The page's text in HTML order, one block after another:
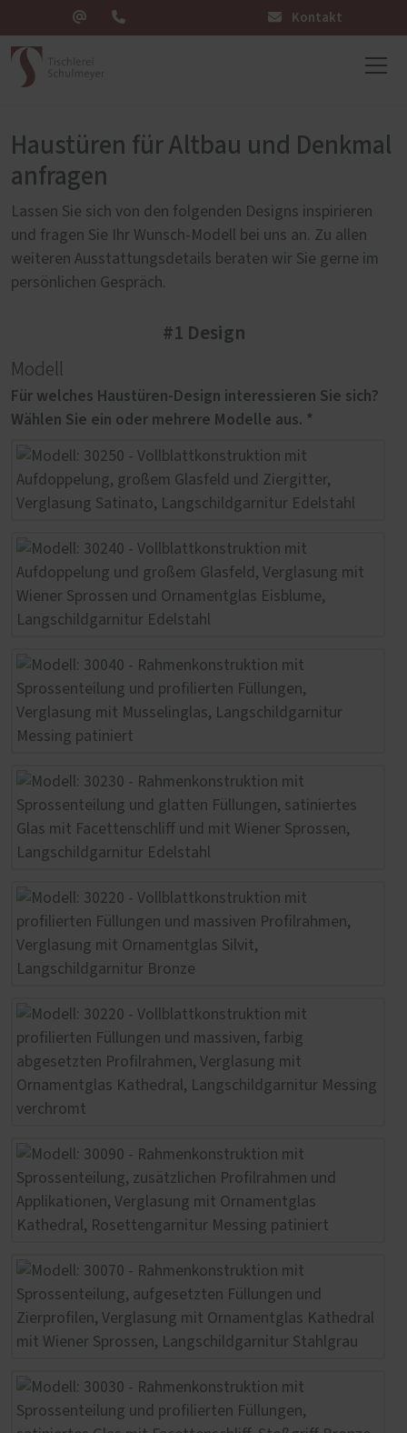
Kontakt
Haustüren für Altbau und Denkmal
anfragen
Lassen Sie sich von den folgenden Designs inspirieren
und fragen Sie Ihr Wunsch-Modell bei uns an. Zu allen
weiteren Ausstattungsdetails beraten wir Sie gerne im
persönlichen Gespräch.
#1 Design
Modell
Für welches Haustüren-Design interessieren Sie sich?
Wählen Sie ein oder mehrere Modelle aus. *